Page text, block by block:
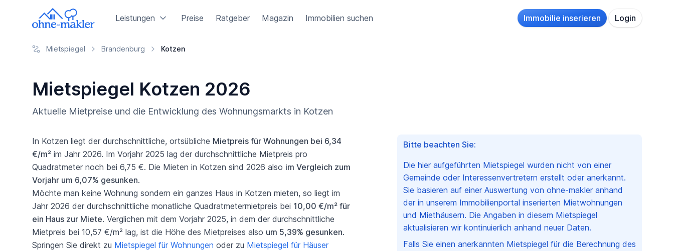
Leistungen Preise Ratgeber Magazin Immobilien suchen Immobilie inserieren Login
Mietspiegel Brandenburg Kotzen
Mietspiegel Kotzen 2026
Aktuelle Mietpreise und die Entwicklung des Wohnungsmarkts in Kotzen
In Kotzen liegt der durchschnittliche, ortsübliche Mietpreis für Wohnungen bei 6,34
€/m² im Jahr 2026. Im Vorjahr 2025 lag der durchschnittliche Mietpreis pro
Quadratmeter noch bei 6,75 €. Die Mieten in Kotzen sind 2026 also im Vergleich zum
Vorjahr um 6,07% gesunken.
Möchte man keine Wohnung sondern ein ganzes Haus in Kotzen mieten, so liegt im
Jahr 2026 der durchschnittliche monatliche Quadratmetermietpreis bei 10,00 €/m² für
ein Haus zur Miete. Verglichen mit dem Vorjahr 2025, in dem der durchschnittliche
Mietpreis bei 10,57 €/m² lag, ist die Höhe des Mietpreises also um 5,39% gesunken.
Springen Sie direkt zu Mietspiegel für Wohnungen oder zu Mietspiegel für Häuser
Bitte beachten Sie:
Die hier aufgeführten Mietspiegel wurden nicht von einer
Gemeinde oder Interessenvertretern erstellt oder anerkannt.
Sie basieren auf einer Auswertung von ohne-makler anhand
der in unserem Immobilienportal inserierten Mietwohnungen
und Miethäusern. Die Angaben in diesem Mietspiegel
aktualisieren wir kontinuierlich anhand neuer Daten.
Falls Sie einen anerkannten Mietspiegel für die Berechnung des